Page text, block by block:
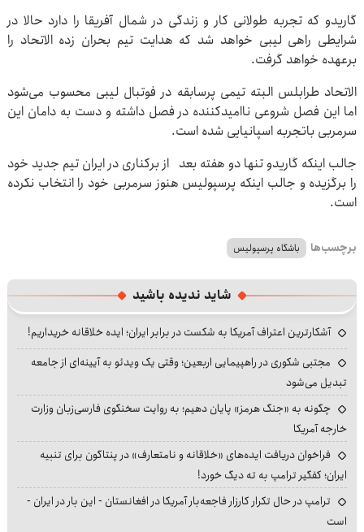
گاریدو که تجربه طولانی کار و زندگی در شمال آفریقا را دارد حالا در
شرایطی راهی لیبی خواهد شد که هدایت تیم بحران زده الاتحاد را
برعهده خواهد گرفت.
الاتحاد طرابلس البته تیمی پرسابقه در فوتبال لیبی محسوب می‌شود
اما این فصل شروعی ناامیدکننده در فصل داشته و دست به دامان این
سرمربی باتجربه اسپانیایی شده است.
جالب اینکه گاریدو تنها دو هفته بعد از برکناری در ایران تیم جدید خود
را برگزیده و جالب اینکه پرسپولیس هنوز سرمربی خود را انتخاب نکرده
است.
برچسب‌ها باشگاه پرسپولیس
شاید ندیده باشید
آشکارترین اعتراف آمریکا به شکست در برابر ایران؛ ایده خلاقانه خریداریم!
مجتبی شکوری در راهپیمایی اربعین؛ وقتی یک ویدئو به آیینه‌ای از جامعه
تبدیل می‌شود
چگونه به «جنگ هرمز» پایان دهیم؛ به روایت سخنگوی فارسی‌زبان وزارت
خارجه آمریکا
فراخوان دریافت ایده‌های «خلاقانه و نامتعارف» در پنتاگون برای تنبیه
ایران؛ کفگیر ترامپ به ته دیگ خورد!
ترامپ در حال تکرار کارزار فاجعه‌بار آمریکا در افغانستان - این بار در ایران -
است